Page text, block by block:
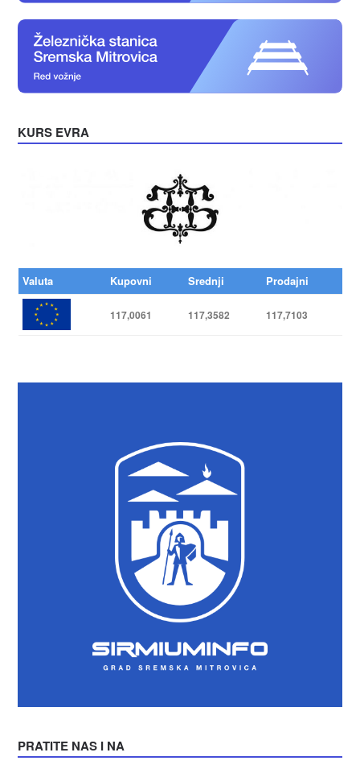
KURS EVRA
Valuta Kupovni Srednji Prodajni
117,0061 117,3582 117,7103
PRATITE NAS I NA